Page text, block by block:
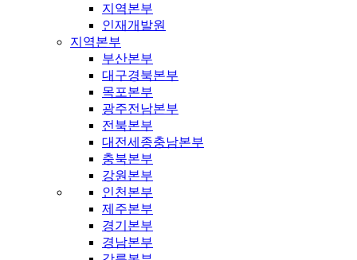
지역본부
인재개발원
지역본부
부산본부
대구경북본부
목포본부
광주전남본부
전북본부
대전세종충남본부
충북본부
강원본부
인천본부
제주본부
경기본부
경남본부